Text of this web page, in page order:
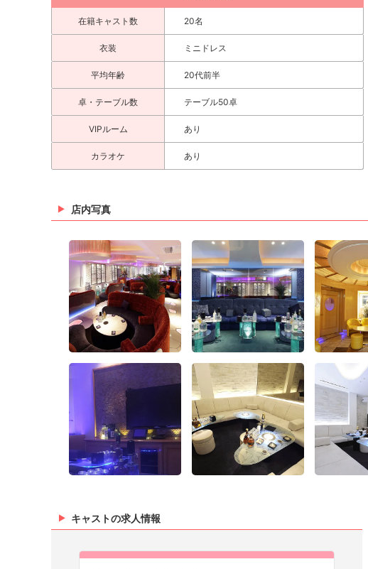
在籍キャスト数 20名
衣装 ミニドレス
平均年齢 20代前半
卓・テーブル数 テーブル50卓
VIPルーム あり
カラオケ あり
店内写真
キャストの求人情報